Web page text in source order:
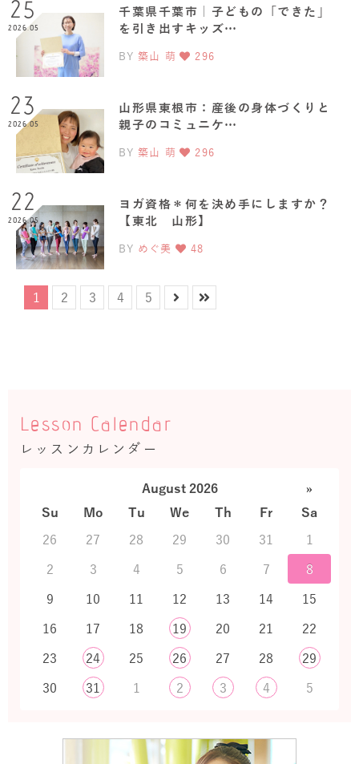
25
2026.05
千葉県千葉市｜子どもの「できた」
を引き出すキッズ…
BY 築山 萌 296
23
2026.05
山形県東根市：産後の身体づくりと
親子のコミュニケ…
BY 築山 萌 296
22
2026.05
ヨガ資格＊何を決め手にしますか？
【東北 山形】
BY めぐ美 48
1 2 3 4 5
Lesson Calendar
レッスンカレンダー
August 2026
»
Su
Mo Tu We Th Fr
Sa
26
27 28 29 30 31
1
2
3 4 5 6 7
8
9
10 11 12 13 14
15
16
17 18 19 20 21
22
23
24 25 26 27 28
29
30
31 1 2 3 4 5